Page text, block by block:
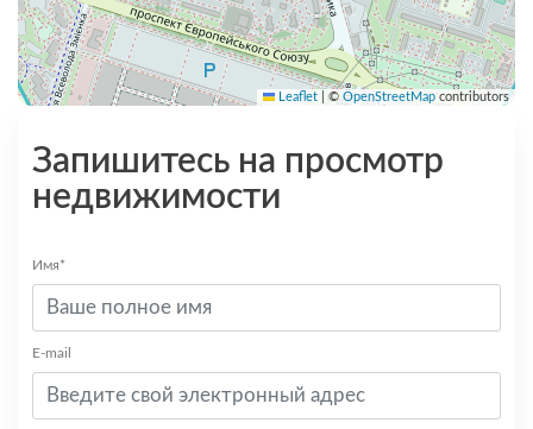
Leaflet © OpenStreetMap contributors
Запишитесь на просмотр
недвижимости
Имя*
E-mail